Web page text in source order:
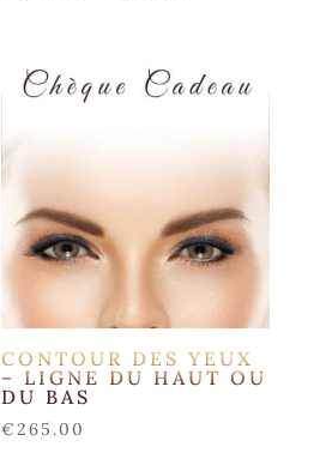
CONTOUR DES YEUX
– LIGNE DU HAUT OU
DU BAS
€265.00